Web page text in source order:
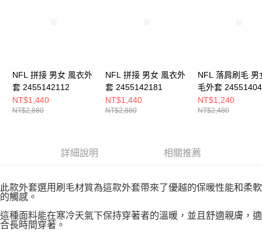
５．嚴禁一人註冊多個帳號或使用他人資訊註冊。若發現惡意使用之情形，
恩沛科技股份有限公司將有權停止該用戶之使用額度並採取法律行動。
NFL 拼接 男女 風衣外
套 2455142112
NT$1,440
NT$2,880
NFL 拼接 男女 風衣外
套 2455142181
NT$1,440
NT$2,880
NFL 落肩刷毛 男
毛外套
NT$1,240
NT$2,480
詳細說明 相關推薦
此款外套選用刷毛材質為這款外套帶來了優越的保暖性能和柔軟
的觸感。
這種面料能在寒冷天氣下保持穿著者的溫暖，並且舒適親膚，適
合長時間穿著。